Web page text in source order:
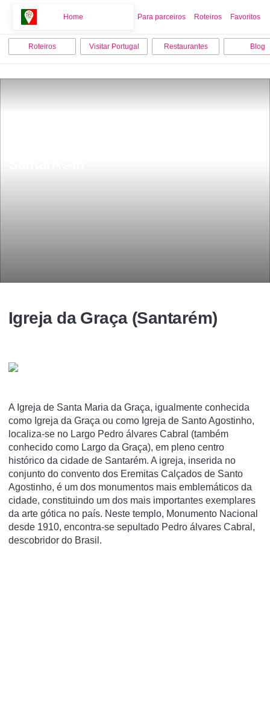
Home Para parceiros Roteiros Favoritos
Home
Roteiros Visitar Portugal Restaurantes Blog
Igreja da Graça (Santarém)
A Igreja de Santa Maria da Graça, igualmente conhecida
como Igreja da Graça ou como Igreja de Santo Agostinho,
localiza-se no Largo Pedro álvares Cabral (também
conhecido como Largo da Graça), em pleno centro
histórico da cidade de Santarém. A igreja, inserida no
conjunto do convento dos Eremitas Calçados de Santo
Agostinho, é um dos monumentos mais emblemáticos da
cidade, constituindo um dos mais importantes exemplares
da arte gótica no paí­s. Neste templo, Monumento Nacional
desde 1910, encontra-se sepultado Pedro álvares Cabral,
descobridor do Brasil.